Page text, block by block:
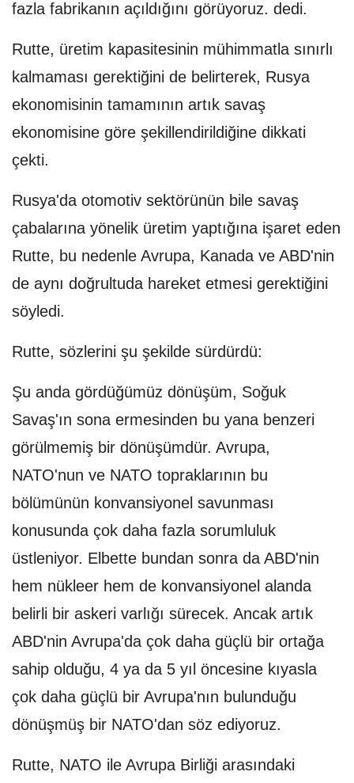
fazla fabrikanın açıldığını görüyoruz. dedi.
Rutte, üretim kapasitesinin mühimmatla sınırlı
kalmaması gerektiğini de belirterek, Rusya
ekonomisinin tamamının artık savaş
ekonomisine göre şekillendirildiğine dikkati
çekti.
Rusya'da otomotiv sektörünün bile savaş
çabalarına yönelik üretim yaptığına işaret eden
Rutte, bu nedenle Avrupa, Kanada ve ABD'nin
de aynı doğrultuda hareket etmesi gerektiğini
söyledi.
Rutte, sözlerini şu şekilde sürdürdü:
Şu anda gördüğümüz dönüşüm, Soğuk
Savaş'ın sona ermesinden bu yana benzeri
görülmemiş bir dönüşümdür. Avrupa,
NATO'nun ve NATO topraklarının bu
bölümünün konvansiyonel savunması
konusunda çok daha fazla sorumluluk
üstleniyor. Elbette bundan sonra da ABD'nin
hem nükleer hem de konvansiyonel alanda
belirli bir askeri varlığı sürecek. Ancak artık
ABD'nin Avrupa'da çok daha güçlü bir ortağa
sahip olduğu, 4 ya da 5 yıl öncesine kıyasla
çok daha güçlü bir Avrupa'nın bulunduğu
dönüşmüş bir NATO'dan söz ediyoruz.
Rutte, NATO ile Avrupa Birliği arasındaki